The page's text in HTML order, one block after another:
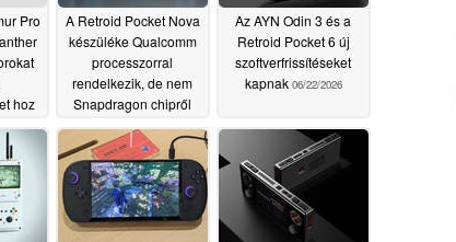
Pro
hoz
A Retroid Pocket Nova
készüléke Qualcomm
processzorral
rendelkezik, de nem
Snapdragon chipről
06/25/2026
Az AYN Odin 3 és a
Retroid Pocket 6 új
szoftverfrissítéseket
kapnak 06/22/2026